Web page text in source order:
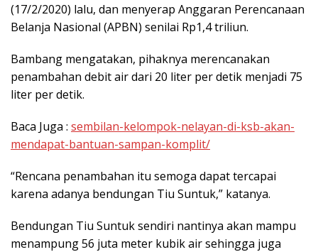
(17/2/2020) lalu, dan menyerap Anggaran Perencanaan
Belanja Nasional (APBN) senilai Rp1,4 triliun.
Bambang mengatakan, pihaknya merencanakan
penambahan debit air dari 20 liter per detik menjadi 75
liter per detik.
Baca Juga : sembilan-kelompok-nelayan-di-ksb-akan-
mendapat-bantuan-sampan-komplit/
“Rencana penambahan itu semoga dapat tercapai
karena adanya bendungan Tiu Suntuk,” katanya.
Bendungan Tiu Suntuk sendiri nantinya akan mampu
menampung 56 juta meter kubik air sehingga juga